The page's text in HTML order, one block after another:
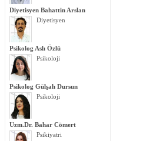
Diyetisyen Bahattin Arslan
Diyetisyen
Psikolog Aslı Özlü
Psikoloji
Psikolog Gülşah Dursun
Psikoloji
Uzm.Dr. Bahar Cömert
Psikiyatri